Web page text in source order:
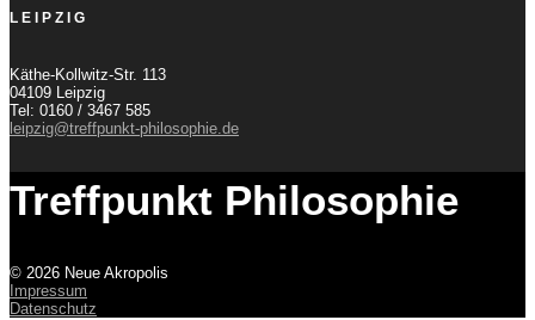
LEIPZIG
Käthe-Kollwitz-Str. 113
04109 Leipzig
Tel: 0160 / 3467 585
leipzig@treffpunkt-philosophie.de
Treffpunkt Philosophie
© 2026 Neue Akropolis
Impressum
Datenschutz